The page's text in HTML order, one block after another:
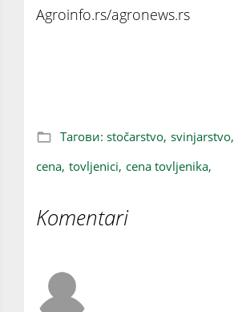
Agroinfo.rs/agronews.rs
Тагови: stočarstvo, svinjarstvo,
cena, tovljenici, cena tovljenika,
Komentari